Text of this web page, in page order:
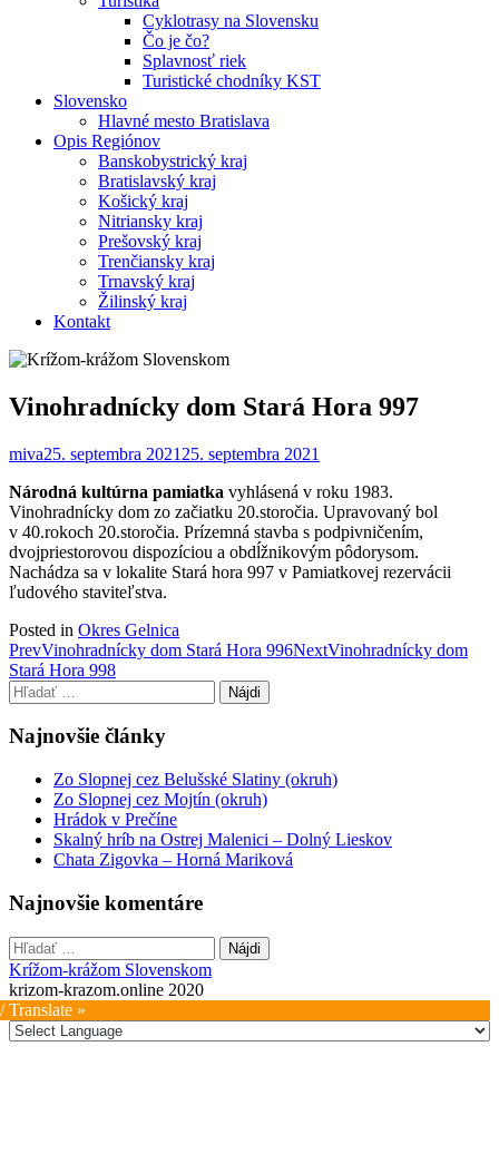
Cyklotrasy na Slovensku
Čo je čo?
Splavnosť riek
Turistické chodníky KST
Slovensko
Hlavné mesto Bratislava
Opis Regiónov
Banskobystrický kraj
Bratislavský kraj
Košický kraj
Nitriansky kraj
Prešovský kraj
Trenčiansky kraj
Trnavský kraj
Žilinský kraj
Kontakt
Vinohradnícky dom Stará Hora 997
miva25. septembra 2021 25. septembra 2021
Národná kultúrna pamiatka vyhlásená v roku 1983.
Vinohradnícky dom zo začiatku 20.storočia. Upravovaný bol
v 40.rokoch 20.storočia. Prízemná stavba s podpivničením,
dvojpriestorovou dispozíciou a obdĺžnikovým pôdorysom.
Nachádza sa v lokalite Stará hora 997 v Pamiatkovej rezervácii
ľudového staviteľstva.
Posted in Okres Gelnica
Post
navigation
PrevVinohradnícky dom Stará Hora 996NextVinohradnícky dom
Stará Hora 998
Hľadať:
Najnovšie články
Zo Slopnej cez Belušské Slatiny (okruh)
Zo Slopnej cez Mojtín (okruh)
Hrádok v Prečíne
Skalný hríb na Ostrej Malenici – Dolný Lieskov
Chata Zigovka – Horná Mariková
Najnovšie komentáre
Hľadať:
Krížom-krážom Slovenskom
krizom-krazom.online 2020
Translate »